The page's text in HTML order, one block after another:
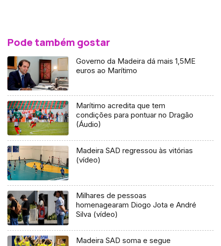
Pode também gostar
Governo da Madeira dá mais 1,5ME
euros ao Marítimo
Marítimo acredita que tem
condições para pontuar no Dragão
(Áudio)
Madeira SAD regressou às vitórias
(vídeo)
Milhares de pessoas
homenagearam Diogo Jota e André
Silva (vídeo)
Madeira SAD soma e segue